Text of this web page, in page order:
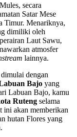
secara
Satar Mese
Timur. Menariknya,
dimiliki oleh
Laut Sawu,
atmosfer
lainnya.
dengan
Bajo yang
Labuan Bajo, kamu
Ruteng selama
ini akan memberikan
hutan Flores yang